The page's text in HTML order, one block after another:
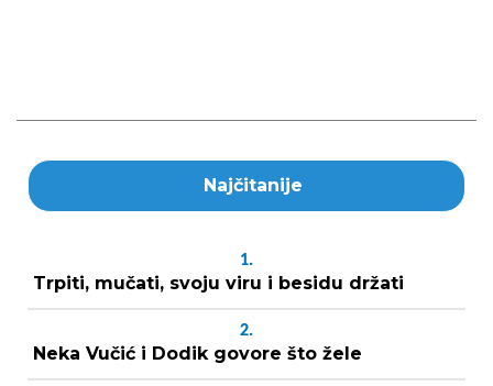
Najčitanije
1.
Trpiti, mučati, svoju viru i besidu držati
2.
Neka Vučić i Dodik govore što žele